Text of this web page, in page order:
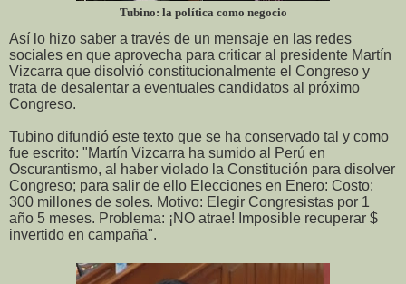
Tubino: la política como negocio
Así lo hizo saber a través de un mensaje en las redes
sociales en que aprovecha para criticar al presidente Martín
Vizcarra que disolvió constitucionalmente el Congreso y
trata de desalentar a eventuales candidatos al próximo
Congreso.
Tubino difundió este texto que se ha conservado tal y como
fue escrito: "Martín Vizcarra ha sumido al Perú en
Oscurantismo, al haber violado la Constitución para disolver
Congreso; para salir de ello Elecciones en Enero: Costo:
300 millones de soles. Motivo: Elegir Congresistas por 1
año 5 meses. Problema: ¡NO atrae! Imposible recuperar $
invertido en campaña".